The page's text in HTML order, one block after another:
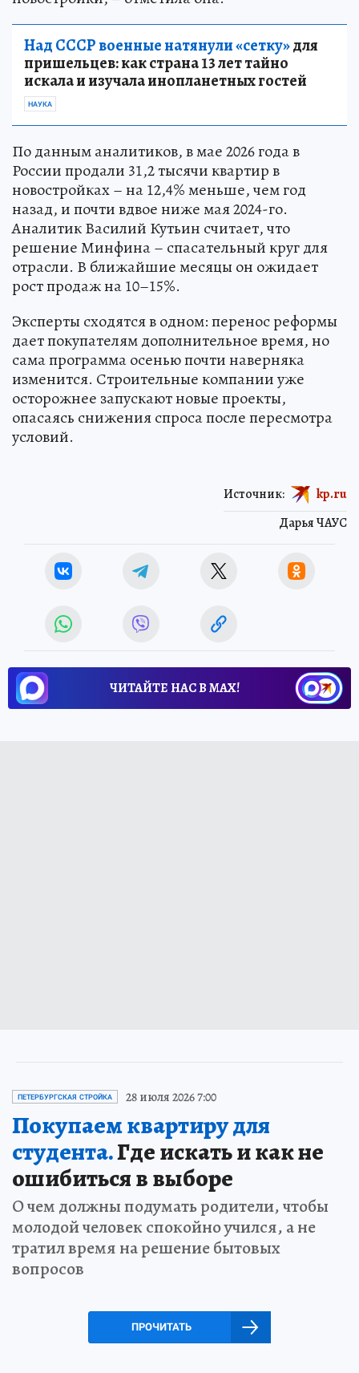
Над СССР военные натянули «сетку»для
пришельцев: как страна 13 лет тайно
искала и изучала инопланетных гостей
НАУКА
По данным аналитиков, в мае 2026 года в
России продали 31,2 тысячи квартир в
новостройках – на 12,4% меньше, чем год
назад, и почти вдвое ниже мая 2024-го.
Аналитик Василий Кутьин считает, что
решение Минфина – спасательный круг для
отрасли. В ближайшие месяцы он ожидает
рост продаж на 10–15%.
Эксперты сходятся в одном: перенос реформы
дает покупателям дополнительное время, но
сама программа осенью почти наверняка
изменится. Строительные компании уже
осторожнее запускают новые проекты,
опасаясь снижения спроса после пересмотра
условий.
Дарья ЧАУС
Источник: kp.ru
ЧИТАЙТЕ НАС В МАХ!
ПЕТЕРБУРГСКАЯ СТРОЙКА 28 июля 2026 7:00
Покупаем квартиру для
студента.Где искать и как не
ошибиться в выборе
О чем должны подумать родители, чтобы
молодой человек спокойно учился, а не
тратил время на решение бытовых
вопросов
ПРОЧИТАТЬ